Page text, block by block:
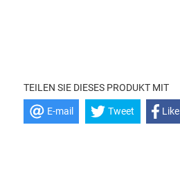
TEILEN SIE DIESES PRODUKT MIT
E-mail Tweet Like